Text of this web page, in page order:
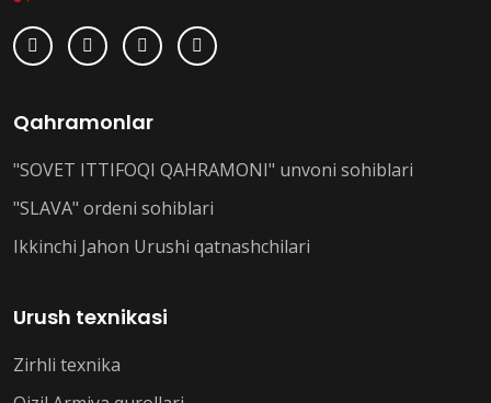
Qahramonlar
"SOVET ITTIFOQI QAHRAMONI" unvoni sohiblari
"SLAVA" ordeni sohiblari
Ikkinchi Jahon Urushi qatnashchilari
Urush texnikasi
Zirhli texnika